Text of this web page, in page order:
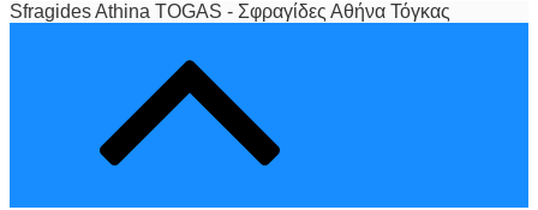
Sfragides Athina TOGAS - Σφραγίδες Αθήνα Τόγκας